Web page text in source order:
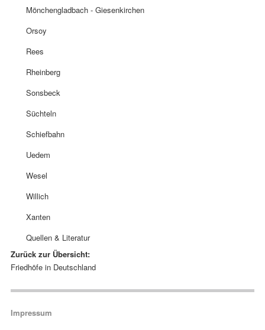
Mönchengladbach - Giesenkirchen
Orsoy
Rees
Rheinberg
Sonsbeck
Süchteln
Schiefbahn
Uedem
Wesel
Willich
Xanten
Quellen & Literatur
Zurück zur Übersicht:
Navigation
Friedhöfe in Deutschland
Navigation überspringen
Impressum